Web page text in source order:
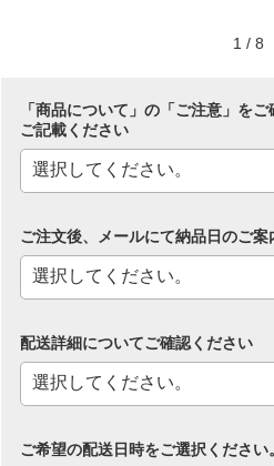
1 / 8
「商品について」の「ご注意」を
ご記載ください
ご注文後、メールにて納品日のご案
配送詳細についてご確認ください
ご希望の配送日時をご選択ください。